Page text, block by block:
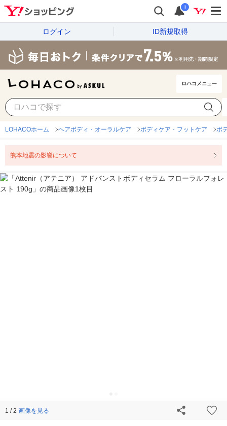
i
ログイン ID新規取得
ロハコメニュー
LOHACOホーム ヘアボディ・オーラルケア ボディケア・フットケア ボ
熊本地震の影響について
1 / 2 画像を見る